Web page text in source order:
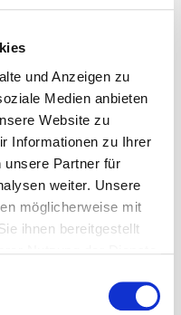
und Anzeigen zu
Medien anbieten
Website zu
Informationen zu Ihrer
unsere Partner für
weiter. Unsere
möglicherweise mit
ihnen bereitgestellt
5 Orte zur
Schule für
gehts zum Flyer
Uhr
Panke im
zum Flyer)
hier